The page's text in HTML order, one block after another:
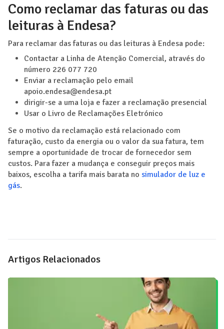
Como reclamar das faturas ou das
leituras à Endesa?
Para reclamar das faturas ou das leituras à Endesa pode:
Contactar a Linha de Atenção Comercial, através do
número 226 077 720
Enviar a reclamação pelo email
apoio.endesa@endesa.pt
dirigir-se a uma loja e fazer a reclamação presencial
Usar o Livro de Reclamações Eletrónico
Se o motivo da reclamação está relacionado com
faturação, custo da energia ou o valor da sua fatura, tem
sempre a oportunidade de trocar de fornecedor sem
custos. Para fazer a mudança e conseguir preços mais
baixos, escolha a tarifa mais barata no simulador de luz e
gás.
Artigos Relacionados